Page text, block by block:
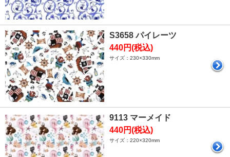
S3658 パイレーツ
440円(税込)
サイズ：230×330mm
9113 マーメイド
440円(税込)
サイズ：220×320mm